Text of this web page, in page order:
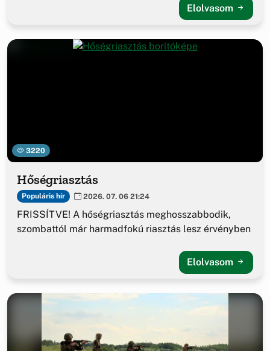
Elolvasom
3220
Hőségriasztás
Populáris hír 2026. 07. 06 21:24
FRISSÍTVE! A hőségriasztás meghosszabbodik,
szombattól már harmadfokú riasztás lesz érvényben
Elolvasom